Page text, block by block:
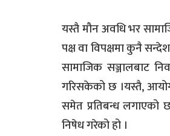
यस्तै मौन अवधि भर
पक्ष वा विपक्षमा कुनै
सामाजिक सञ्जालबाट
गरिसकेको छ ।यस्तै,
समेत प्रतिबन्ध लगाएको
निषेध गरेको हो ।